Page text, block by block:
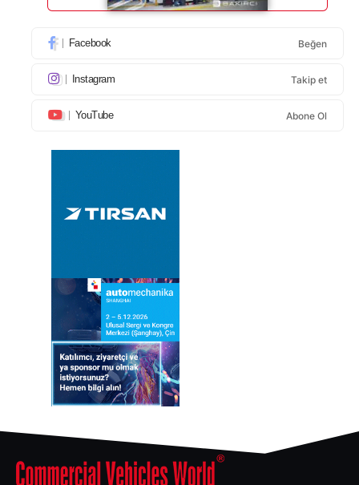
Facebook Beğen
Instagram Takip et
YouTube Abone Ol